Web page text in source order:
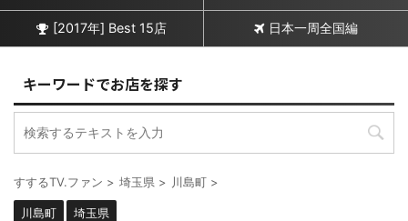
[2017年] Best 15店 日本一周全国編
キーワードでお店を探す
すするTV.ファン > 埼玉県 > 川島町 >
川島町 埼玉県